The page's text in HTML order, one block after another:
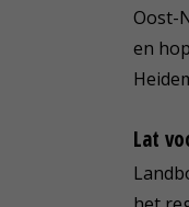
Oost-
en
Lat